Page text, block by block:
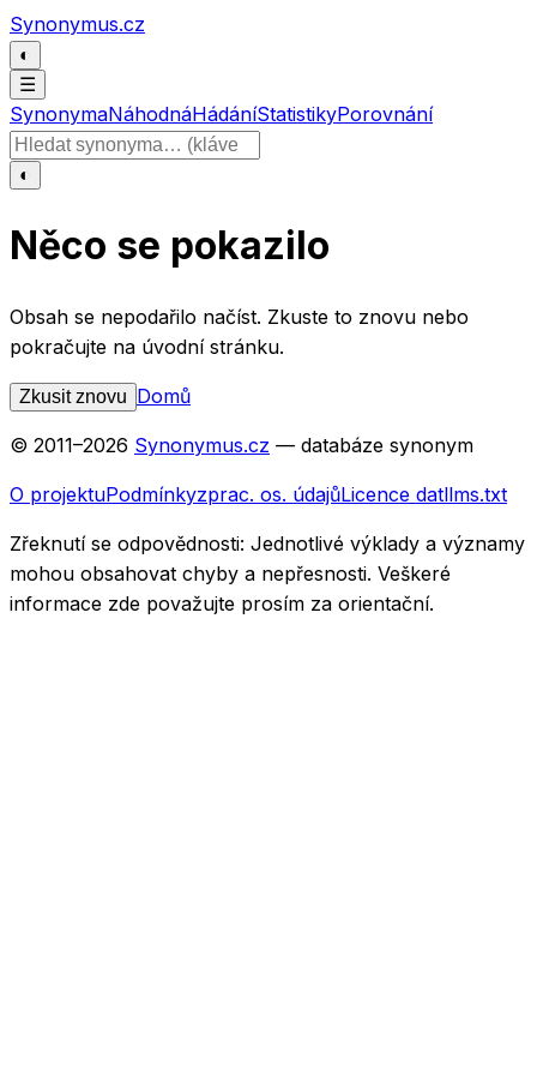
Přeskočit na obsah
Synonymus.cz
◐
☰
SynonymaNáhodnáHádáníStatistikyPorovnání
Hledat slovo
◐
Něco se pokazilo
Obsah se nepodařilo načíst. Zkuste to znovu nebo
pokračujte na úvodní stránku.
Zkusit znovu Domů
© 2011–2026 Synonymus.cz — databáze synonym
O projektuPodmínkyzprac. os. údajůLicence datllms.txt
Zřeknutí se odpovědnosti: Jednotlivé výklady a významy
mohou obsahovat chyby a nepřesnosti. Veškeré
informace zde považujte prosím za orientační.